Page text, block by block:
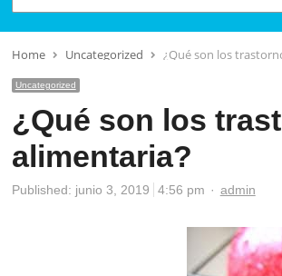
Home Uncategorized ¿Qué son los
Uncategorized
¿Qué son los
alimentaria?
Published: junio 3, 2019 4:56 pm Author
admin